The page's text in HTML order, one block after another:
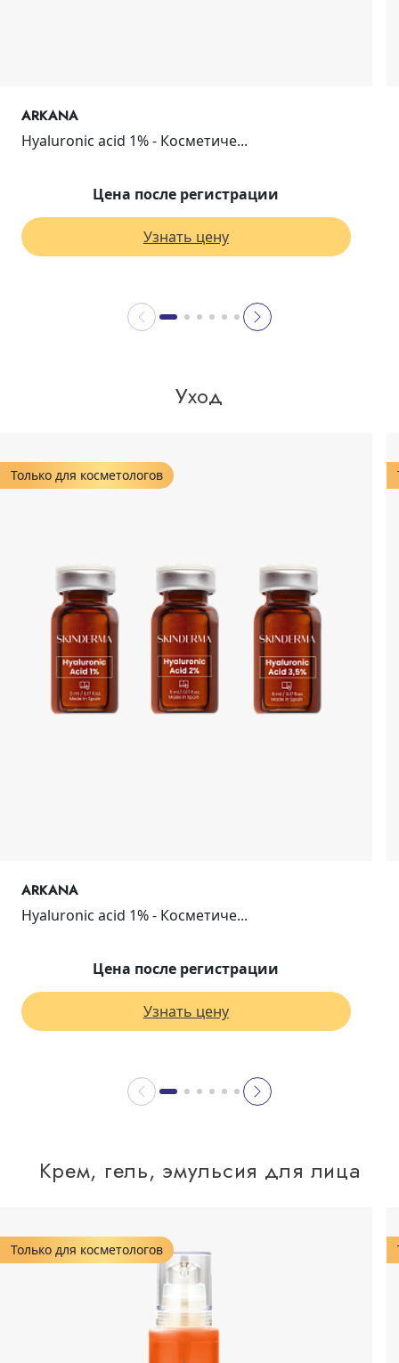
ARKANA
Hyaluronic acid 1% - Косметиче...
Цена после регистрации
Узнать цену
Уход
Только для косметологов
ARKANA
Hyaluronic acid 1% - Косметиче...
Цена после регистрации
Узнать цену
Крем, гель, эмульсия для лица
Только для косметологов